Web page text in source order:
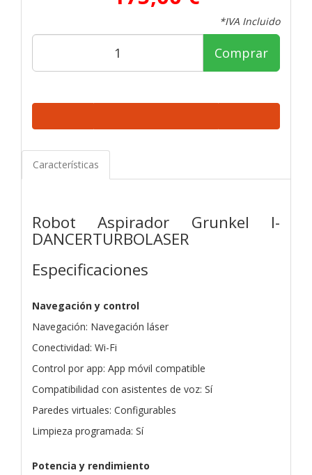
*IVA Incluido
Comprar
Características
Robot Aspirador Grunkel I-
DANCERTURBOLASER
Especificaciones
Navegación y control
Navegación: Navegación láser
Conectividad: Wi-Fi
Control por app: App móvil compatible
Compatibilidad con asistentes de voz: Sí
Paredes virtuales: Configurables
Limpieza programada: Sí
Potencia y rendimiento